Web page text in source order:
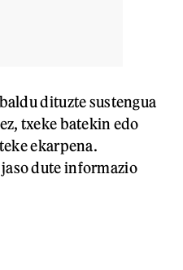
dituzte sustengua
txeke batekin edo
ekarpena.
jaso dute informazio